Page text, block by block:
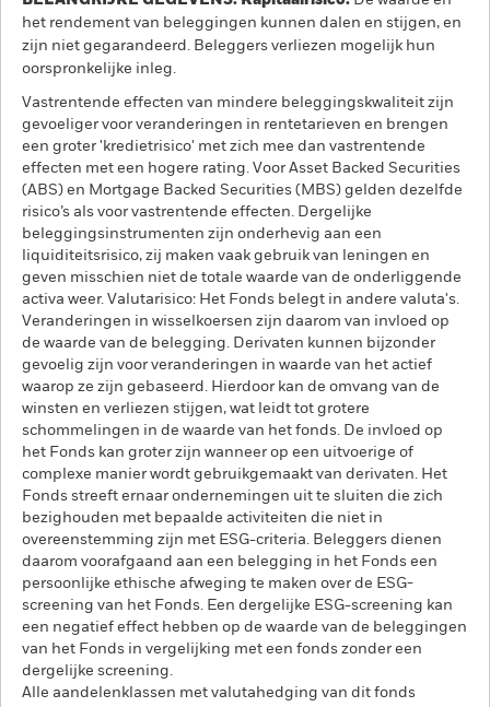
het rendement van beleggingen kunnen dalen en stijgen, en
zijn niet gegarandeerd. Beleggers verliezen mogelijk hun
oorspronkelijke inleg.
Vastrentende effecten van mindere beleggingskwaliteit zijn
gevoeliger voor veranderingen in rentetarieven en brengen
een groter 'kredietrisico' met zich mee dan vastrentende
effecten met een hogere rating. Voor Asset Backed Securities
(ABS) en Mortgage Backed Securities (MBS) gelden dezelfde
risico’s als voor vastrentende effecten. Dergelijke
beleggingsinstrumenten zijn onderhevig aan een
liquiditeitsrisico, zij maken vaak gebruik van leningen en
geven misschien niet de totale waarde van de onderliggende
activa weer. Valutarisico: Het Fonds belegt in andere valuta's.
Veranderingen in wisselkoersen zijn daarom van invloed op
de waarde van de belegging. Derivaten kunnen bijzonder
gevoelig zijn voor veranderingen in waarde van het actief
waarop ze zijn gebaseerd. Hierdoor kan de omvang van de
winsten en verliezen stijgen, wat leidt tot grotere
schommelingen in de waarde van het fonds. De invloed op
het Fonds kan groter zijn wanneer op een uitvoerige of
complexe manier wordt gebruikgemaakt van derivaten. Het
Fonds streeft ernaar ondernemingen uit te sluiten die zich
bezighouden met bepaalde activiteiten die niet in
overeenstemming zijn met ESG-criteria. Beleggers dienen
daarom voorafgaand aan een belegging in het Fonds een
persoonlijke ethische afweging te maken over de ESG-
screening van het Fonds. Een dergelijke ESG-screening kan
een negatief effect hebben op de waarde van de beleggingen
van het Fonds in vergelijking met een fonds zonder een
dergelijke screening.
Alle aandelenklassen met valutahedging van dit fonds